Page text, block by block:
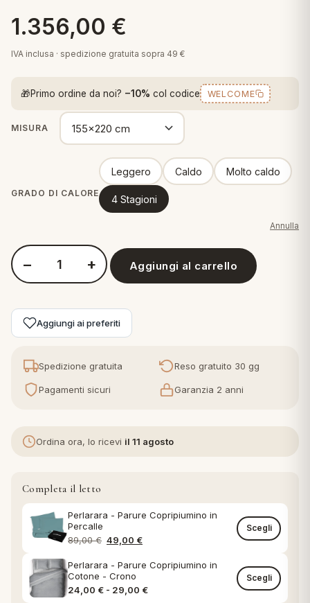
letto
arredo
in fibra
in piuma d'oca
in piuma
Plaid Cartoons
Tappeti Cartoons
Trapuntini Cartoons
1.356,00 €
IVA inclusa · spedizione gratuita sopra 49 €
🎁Primo ordine da noi? −10% col codice WELCOME
MISURA
GRADO DI CALORE
Leggero Caldo Molto caldo
4 Stagioni
Annulla
Quantità Daunen Step D800 - Piumino in piuma d'oca
− + Aggiungi al carrello
Aggiungi ai preferiti
Spedizione gratuita Reso gratuito 30 gg
Pagamenti sicuri Garanzia 2 anni
Ordina ora, lo ricevi il 11 agosto
Completa il letto
Perlarara - Parure Copripiumino in
Percalle
89,00€ Il prezzo originale era: 89,00 €.
49,00 €Il prezzo attuale è: 49,00 €.
Scegli
Perlarara - Parure Copripiumino in
Cotone - Crono
24,00 € - 29,00 €Fascia di prezzo: da 24,00 € a
Scegli